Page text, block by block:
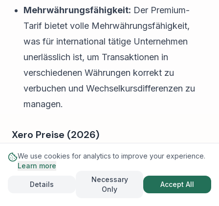
Mehrwährungsfähigkeit: Der Premium-
Tarif bietet volle Mehrwährungsfähigkeit,
was für international tätige Unternehmen
unerlässlich ist, um Transaktionen in
verschiedenen Währungen korrekt zu
verbuchen und Wechselkursdifferenzen zu
managen.
Xero Preise (2026)
Die Preisgestaltung von Xero ist in der Regel auf
den jeweiligen regionalen Markt zugeschnitten,
wobei die Basis in USD oder AUD liegt. Für den
We use cookies for analytics to improve your experience.
Learn more
Details
Necessary
Only
Accept All